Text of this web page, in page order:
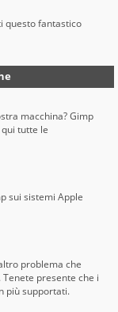
questo fantastico
macchina? Gimp
tutte le
sui sistemi Apple
problema che
presente che i
più supportati.